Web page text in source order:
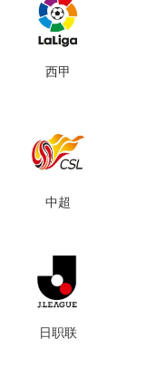
西甲
中超
日职联